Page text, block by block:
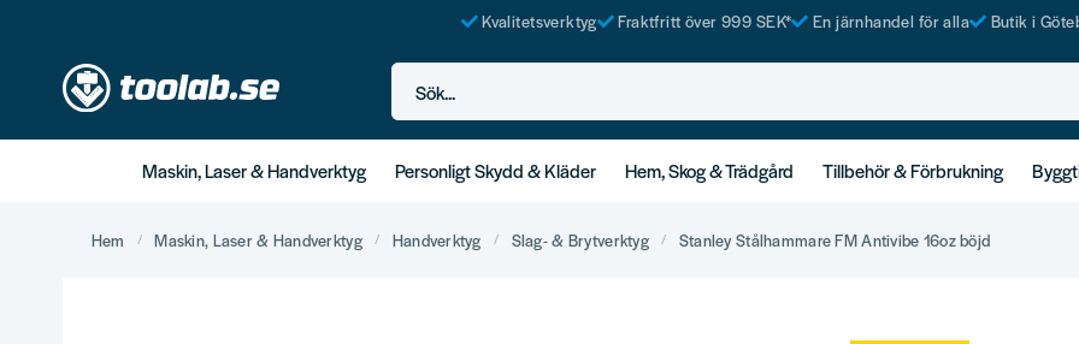
Kvalitetsverktyg Fraktfritt över 999 SEK* En järnhandel för alla Butik i
Sök...
Maskin, Laser & Handverktyg Personligt Skydd & Kläder Hem, Skog & Trädgård Tillbehör & Förbrukning
Hem Maskin, Laser & Handverktyg Handverktyg Slag- & Brytverktyg Stanley Stålhammare FM Antivibe 16oz böjd